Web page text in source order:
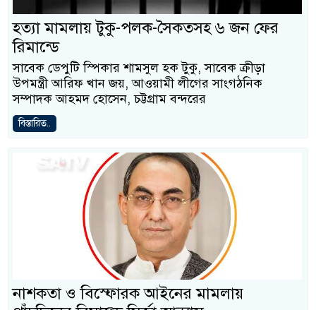
হত্যা মামলায় টুকু-পলক-সৈকতসহ ৬ জন ফের
রিমান্ডে
সাবেক ডেপুটি স্পিকার শামসুল হক টুকু, সাবেক ক্রীড়া
উপমন্ত্রী আরিফ খান জয়, আওয়ামী লীগের সাংগঠনিক
সম্পাদক আহমদ হোসেন, চট্টগ্রাম বন্দরের
বিস্তারিত..
নাশকতা ও বিস্ফোরক আইনের মামলায়